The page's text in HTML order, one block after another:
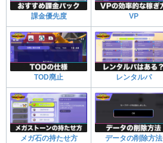
課金優先度 VP
TOD廃止 レンタルパ
メガ石の持たせ方 データの削除方法